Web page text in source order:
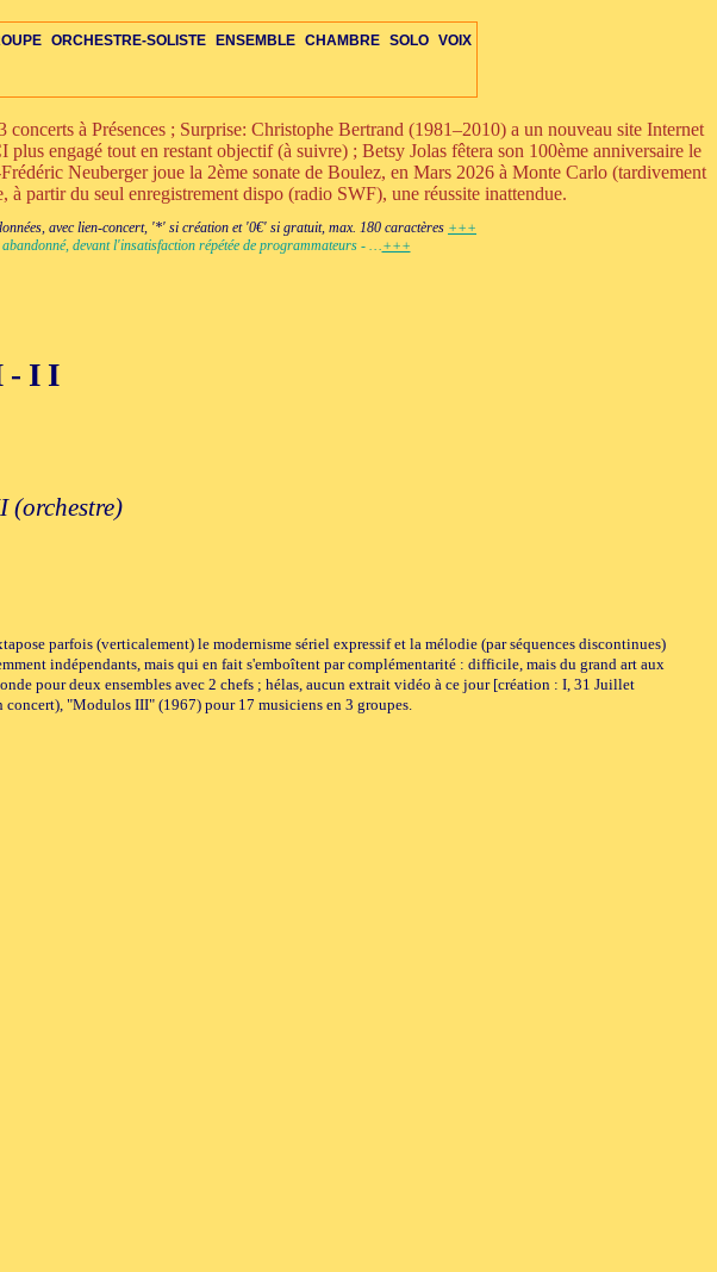
CHERCHE
SCOPE
VOIX
OPÉRA-THÉÂTRE
OPÉRA-CHAMBRE
CHORAL-CHAMBRE
SOLO
ÉLECTRO
AUTRES-S
+VENTS-S
CLARINETTE-S
FLÛTE-S
S
CHAMBRE
+ÉLECTRONIQUE
DUO-TRIO
CHAMBRE-DIV
CORDES
QUATUOR
ENSEMBLE
ENS-VOIX-ÉLECTRO
ENS-ÉLECTRO
ENS-VOIX
ENSEMBLE
ORCHESTRE-SOLISTE
DIVERS-C
PERCUSSIONS-C
+BOIS-VENTS-C
CLARINETTE-C
C ORCH-VOIX-ÉLEC
ORCH-ÉLECTRO
PETIT+VOIX
PETIT-INSTR
à Présences ; Surprise: Christophe Bertrand (1981–2010) a un nouveau site Internet
engagé tout en restant objectif (à suivre) ; Betsy Jolas fêtera son 100ème anniversaire le
Neuberger joue la 2ème sonate de Boulez, en Mars 2026 à Monte Carlo (tardivement
partir du seul enregistrement dispo (radio SWF), une réussite inattendue.
avec lien-concert, '*' si création et '0€' si gratuit, max. 180 caractères +++
devant l'insatisfaction répétée de programmateurs - …+++
II
(orchestre)
parfois (verticalement) le modernisme sériel expressif et la mélodie (par séquences discontinues)
indépendants, mais qui en fait s'emboîtent par complémentarité : difficile, mais du grand art aux
pour deux ensembles avec 2 chefs ; hélas, aucun extrait vidéo à ce jour [création : I, 31 Juillet
"Modulos III" (1967) pour 17 musiciens en 3 groupes.